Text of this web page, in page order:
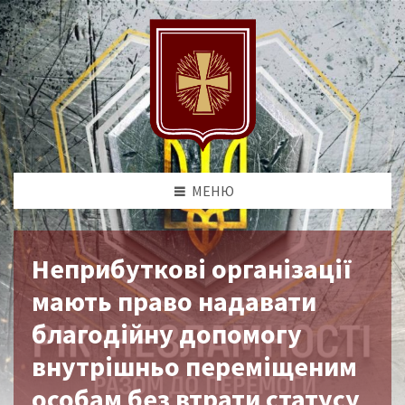
МЕНЮ
Неприбуткові організації
мають право надавати
благодійну допомогу
внутрішньо переміщеним